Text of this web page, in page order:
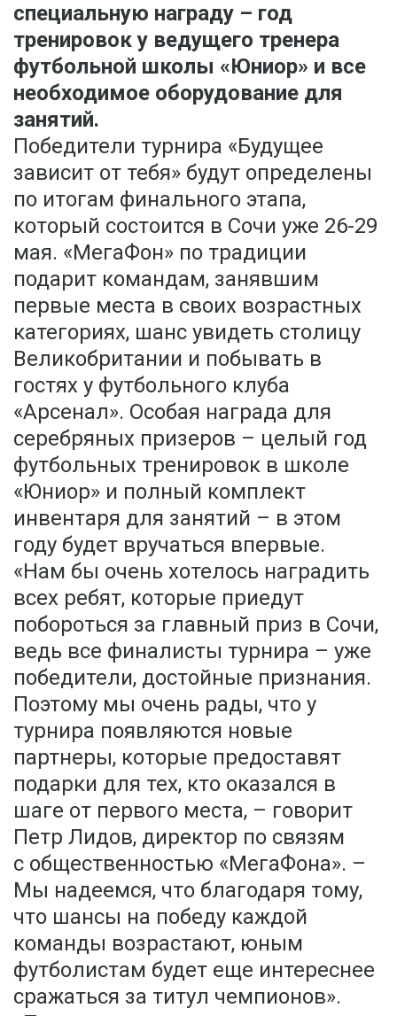
специальную награду – год
тренировок у ведущего тренера
футбольной школы «Юниор» и все
необходимое оборудование для
занятий.
Победители турнира «Будущее
зависит от тебя» будут определены
по итогам финального этапа,
который состоится в Сочи уже 26-29
мая. «МегаФон» по традиции
подарит командам, занявшим
первые места в своих возрастных
категориях, шанс увидеть столицу
Великобритании и побывать в
гостях у футбольного клуба
«Арсенал». Особая награда для
серебряных призеров – целый год
футбольных тренировок в школе
«Юниор» и полный комплект
инвентаря для занятий – в этом
году будет вручаться впервые.
«Нам бы очень хотелось наградить
всех ребят, которые приедут
побороться за главный приз в Сочи,
ведь все финалисты турнира – уже
победители, достойные признания.
Поэтому мы очень рады, что у
турнира появляются новые
партнеры, которые предоставят
подарки для тех, кто оказался в
шаге от первого места, – говорит
Петр Лидов, директор по связям
с общественностью «МегаФона». –
Мы надеемся, что благодаря тому,
что шансы на победу каждой
команды возрастают, юным
футболистам будет еще интереснее
сражаться за титул чемпионов».